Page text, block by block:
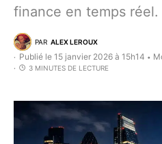
finance en temps réel.
PAR ALEX LEROUX
Publié le 15 janvier 2026 à 15h14 •
3 MINUTES DE LECTURE